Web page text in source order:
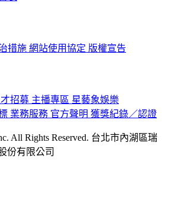
措施 網站使用協定 版權宣告
招募 主播專區 星藝象娛樂
業務服務 官方聲明 獲獎紀錄／認證
All Rights Reserved. 台北市內湖區瑞
份有限公司